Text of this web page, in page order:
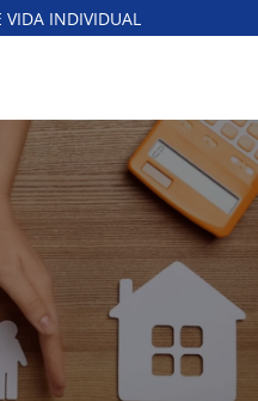
VIDA INDIVIDUAL